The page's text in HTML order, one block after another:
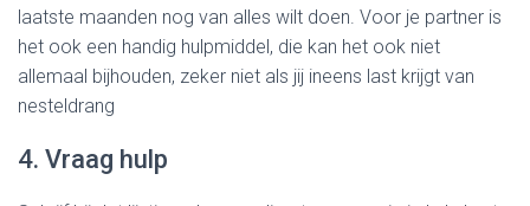
laatste maanden nog van alles wilt doen. Voor je partner is
het ook een handig hulpmiddel, die kan het ook niet
allemaal bijhouden, zeker niet als jij ineens last krijgt van
nesteldrang
4. Vraag hulp